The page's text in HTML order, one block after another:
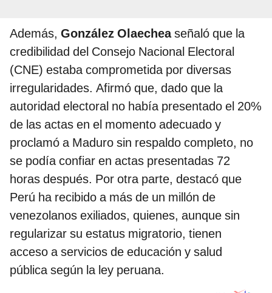
Además, González Olaecheaseñaló que la
credibilidad del Consejo Nacional Electoral
(CNE) estaba comprometida por diversas
irregularidades. Afirmó que, dado que la
autoridad electoral no había presentado el 20%
de las actas en el momento adecuado y
proclamó a Maduro sin respaldo completo, no
se podía confiar en actas presentadas 72
horas después. Por otra parte, destacó que
Perú ha recibido a más de un millón de
venezolanos exiliados, quienes, aunque sin
regularizar su estatus migratorio, tienen
acceso a servicios de educación y salud
pública según la ley peruana.